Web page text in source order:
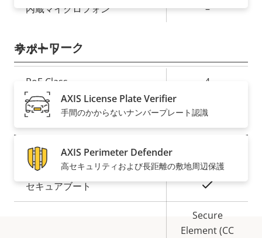
パ
の
説
明
ロ
値
内蔵マイクロフォン –
ネットワーク
プ
ロ
パ
テ
の
説
明
プ
ロ
パ
ィ
値
PoE Class 4
セキュリティ
プ
ロ
パ
テ
プ
ロ
パ
署名付きOS
セキュアブート ○
Secure
Element (CC
サポート
AXIS License Plate Verifier
手間のかからないナンバープレート認識
AXIS Perimeter Defender
高セキュリティおよび長距離の敷地周辺保護